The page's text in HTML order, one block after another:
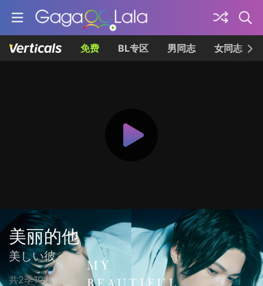
免费 BL专区 男同志 女同志
美丽的他
美しい彼
共2季10集